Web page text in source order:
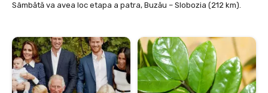
Sâmbătă va avea loc etapa a patra, Buzău – Slobozia (212 km).